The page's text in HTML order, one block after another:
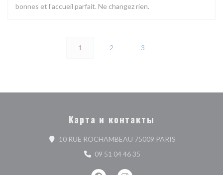
bonnes et l'accueil parfait. Ne changez rien.
1 2 3
Карта и контакты
10 RUE ROCHAMBEAU 75009 PARIS
09 51 04 46 35